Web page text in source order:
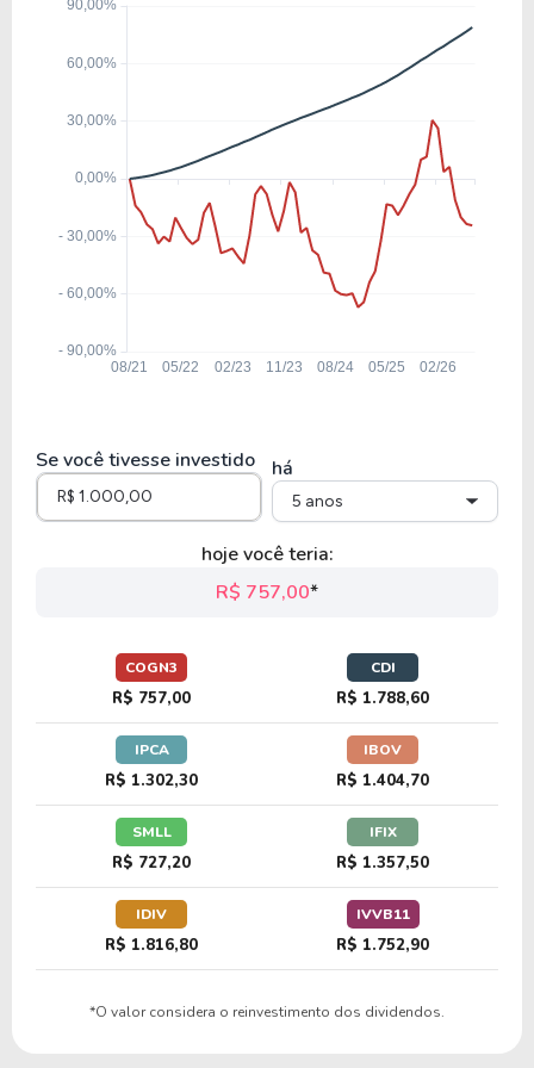
RENT3
LREN3
8,35
SMFT3
11,30%
Se você tivesse investido há
5 anos
hoje você teria:
R$ 757,00*
COGN3
R$ 757,00
CDI
R$ 1.788,60
IPCA
R$ 1.302,30
IBOV
R$ 1.404,70
SMLL
R$ 727,20
IFIX
R$ 1.357,50
IDIV
R$ 1.816,80
IVVB11
R$ 1.752,90
*O valor considera o reinvestimento dos dividendos.